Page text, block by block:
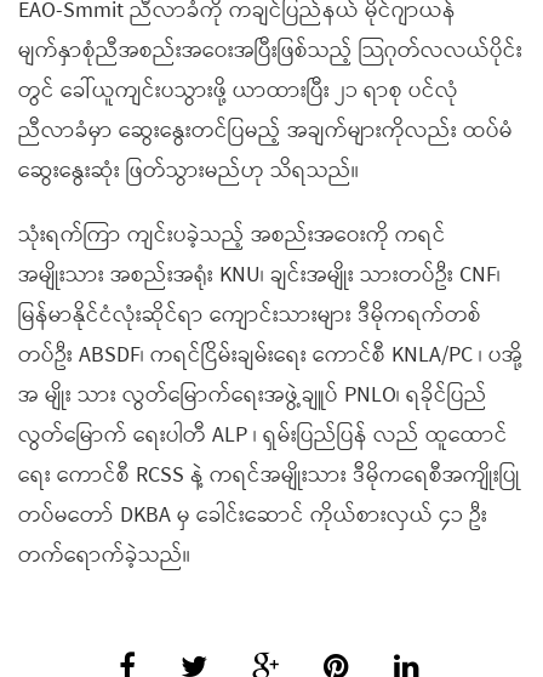
EAO-Smmit ညီလာခံကို ကချင်ပြည်နယ် မိုင်ဂျာယန်
မျက်နှာစုံညီအစည်းအဝေးအပြီးဖြစ်သည့် သြဂုတ်လလယ်ပိုင်း
တွင် ခေါ်ယူကျင်းပသွားဖို့ ယာထားပြီး ၂၁ ရာစု ပင်လုံ
ညီလာခံမှာ ဆွေးနွေးတင်ပြမည့် အချက်များကိုလည်း ထပ်မံ
ဆွေးနွေးဆုံး ဖြတ်သွားမည်ဟု သိရသည်။
သုံးရက်ကြာ ကျင်းပခဲ့သည့် အစည်းအဝေးကို ကရင်
အမျိုးသား အစည်းအရုံး KNU၊ ချင်းအမျိုး သားတပ်ဦး CNF၊
မြန်မာနိုင်ငံလုံးဆိုင်ရာ ကျောင်းသားများ ဒီမိုကရက်တစ်
တပ်ဦး ABSDF၊ ကရင်ငြိမ်းချမ်းရေး ကောင်စီ KNLA/PC ၊ ပအို့
အ မျိုး သား လွတ်မြောက်ရေးအဖွဲ့ချူပ် PNLO၊ ရခိုင်ပြည်
လွတ်မြောက် ရေးပါတီ ALP ၊ ရှမ်းပြည်ပြန် လည် ထူထောင်
ရေး ကောင်စီ RCSS နဲ့ ကရင်အမျိုးသား ဒီမိုကရေစီအကျိုးပြု
တပ်မတော် DKBA မှ ခေါင်းဆောင် ကိုယ်စားလှယ် ၄၁ ဦး
တက်ရောက်ခဲ့သည်။